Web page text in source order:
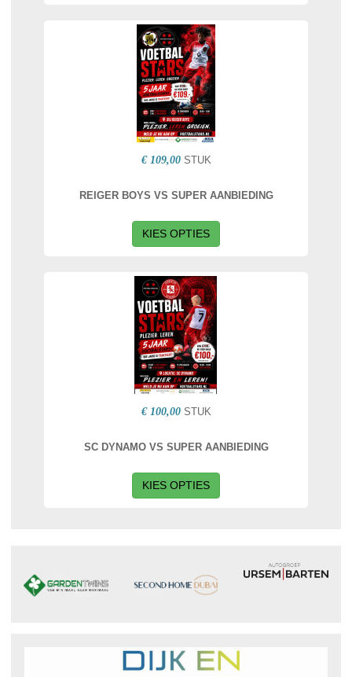
€ 109,00 STUK
REIGER BOYS VS SUPER AANBIEDING
KIES OPTIES
€ 100,00 STUK
SC DYNAMO VS SUPER AANBIEDING
KIES OPTIES